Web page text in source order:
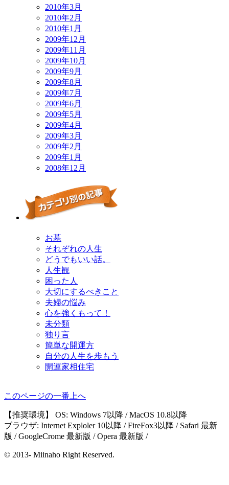
2010年3月
2010年2月
2010年1月
2009年12月
2009年11月
2009年10月
2009年9月
2009年8月
2009年7月
2009年6月
2009年5月
2009年4月
2009年3月
2009年2月
2009年1月
2008年12月
お墓
それぞれの人生
どうでもいい話。
人生観
困った人
大切にするべきこと
夫婦の悩み
心を強くもって！
未分類
独り言
簡単な開運方
自分の人生を歩もう
開運家相住宅
このページの一番上へ
【推奨環境】 OS: Windows 7以降 / MacOS 10.8以降
ブラウザ: Internet Exploler 10以降 / FireFox3以降 / Safari 最新
版 / GoogleCrome 最新版 / Opera 最新版 /
© 2013- Miinaho Right Reserved.